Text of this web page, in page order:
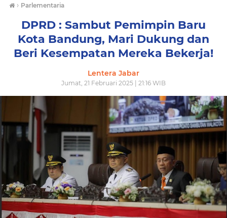
› Parlementaria
DPRD : Sambut Pemimpin Baru
Kota Bandung, Mari Dukung dan
Beri Kesempatan Mereka Bekerja!
Lentera Jabar
Jumat, 21 Februari 2025 | 21:16 WIB